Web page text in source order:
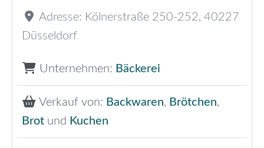
Adresse: Kölnerstraße 250-252, 40227
Düsseldorf
Unternehmen: Bäckerei
Verkauf von: Backwaren, Brötchen,
Brot und Kuchen